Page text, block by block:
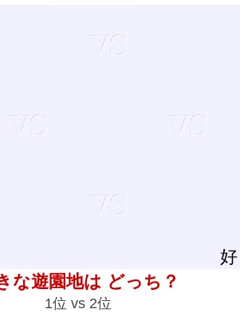
な遊園地は どっち？
1位 vs 2位